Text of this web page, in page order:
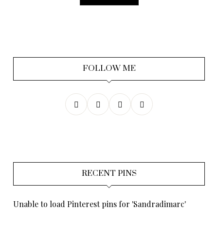
FOLLOW ME
RECENT PINS
Unable to load Pinterest pins for 'Sandradimarc'